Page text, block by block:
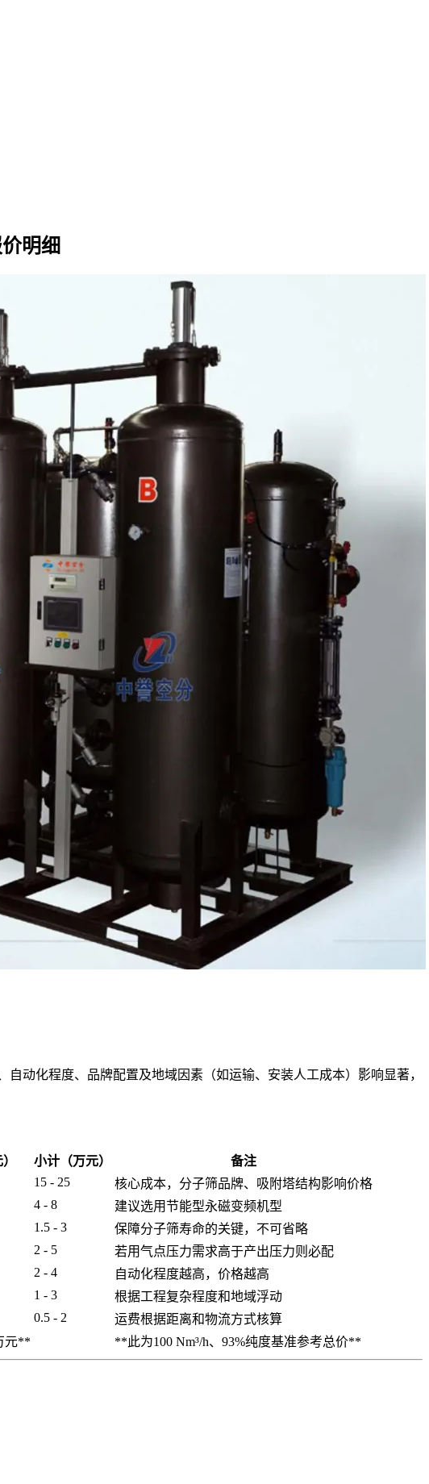
明细
动化程度、品牌配置及地域因素（如运输、安装人工成本）影响显著，
小计（万元）
备注
15 - 25
核心成本，分子筛品牌、吸附塔结构影响价格
4 - 8
建议选用节能型永磁变频机型
1.5 - 3
保障分子筛寿命的关键，不可省略
2 - 5
若用气点压力需求高于产出压力则必配
2 - 4
自动化程度越高，价格越高
1 - 3
根据工程复杂程度和地域浮动
0.5 - 2
运费根据距离和物流方式核算
元** **此为100 Nm³/h、93%纯度基准参考总价**